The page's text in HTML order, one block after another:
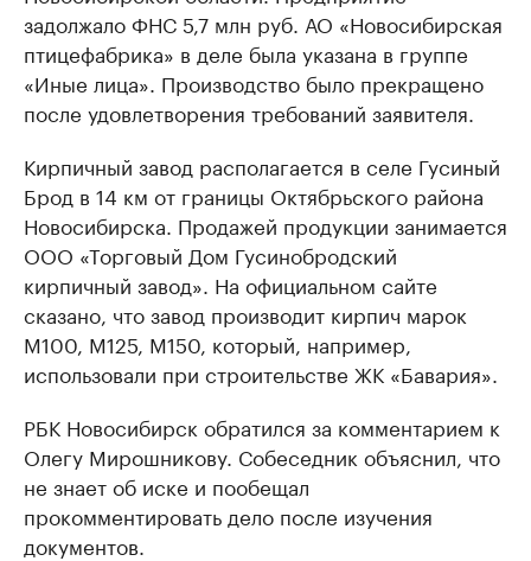
задолжало ФНС 5,7 млн руб. АО «Новосибирская
птицефабрика» в деле была указана в группе
«Иные лица». Производство было прекращено
после удовлетворения требований заявителя.
Кирпичный завод располагается в селе Гусиный
Брод в 14 км от границы Октябрьского района
Новосибирска. Продажей продукции занимается
ООО «Торговый Дом Гусинобродский
кирпичный завод». На официальном сайте
сказано, что завод производит кирпич марок
М100, М125, М150, который, например,
использовали при строительстве ЖК «Бавария».
РБК Новосибирск обратился за комментарием к
Олегу Мирошникову. Собеседник объяснил, что
не знает об иске и пообещал
прокомментировать дело после изучения
документов.